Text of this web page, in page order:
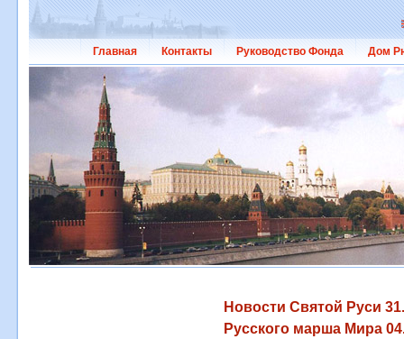
Главная Контакты Руководство Фонда Дом
Новости Святой Руси
Русского марша Мира